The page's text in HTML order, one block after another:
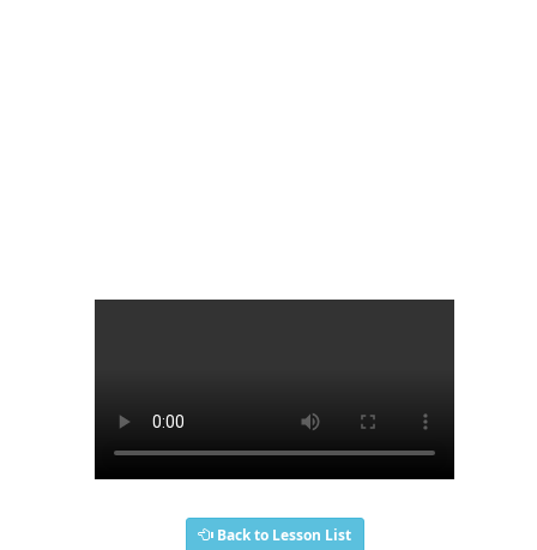
Back to Lesson List